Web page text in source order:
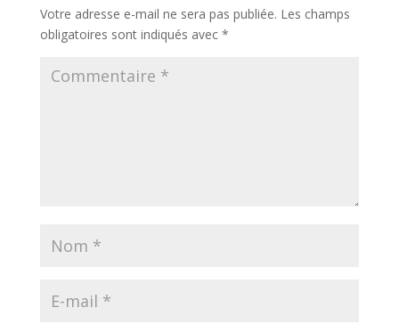
Votre adresse e-mail ne sera pas publiée. Les champs
obligatoires sont indiqués avec *